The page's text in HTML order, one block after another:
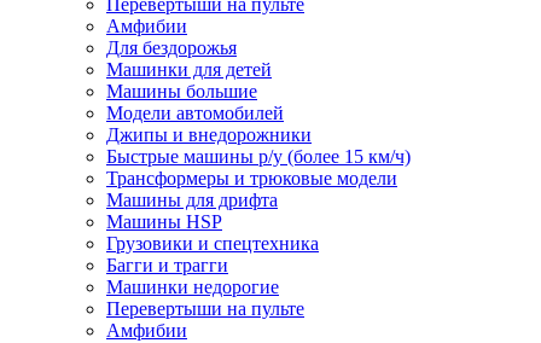
Амфибии
Для бездорожья
Машинки для детей
Машины большие
Модели автомобилей
Джипы и внедорожники
Быстрые машины р/у (более 15 км/ч)
Трансформеры и трюковые модели
Машины для дрифта
Машины HSP
Грузовики и спецтехника
Багги и трагги
Машинки недорогие
Перевертыши на пульте
Амфибии